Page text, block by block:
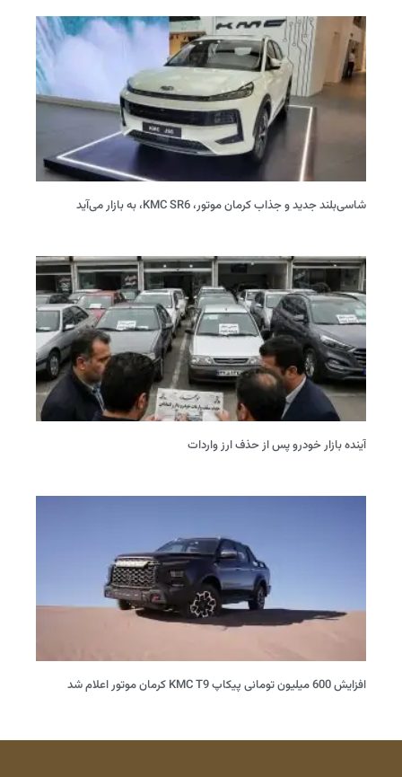
شاسی‌بلند جدید و جذاب کرمان موتور، KMC SR6، به بازار می‌آید
آینده بازار خودرو پس از حذف ارز واردات
افزایش 600 میلیون تومانی پیکاپ KMC T9 کرمان موتور اعلام شد